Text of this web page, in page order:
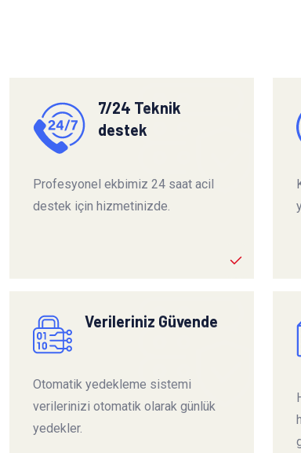
7/24 Teknik
destek
Profesyonel ekbimiz 24 saat acil
destek için hizmetinizde.
Verileriniz Güvende
Otomatik yedekleme sistemi
verilerinizi otomatik olarak günlük
yedekler.